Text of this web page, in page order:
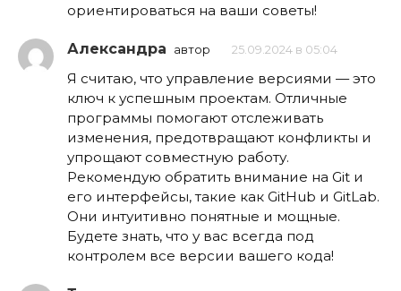
ориентироваться на ваши советы!
Александра автор 25.09.2024 в 05:04
Я считаю, что управление версиями — это
ключ к успешным проектам. Отличные
программы помогают отслеживать
изменения, предотвращают конфликты и
упрощают совместную работу.
Рекомендую обратить внимание на Git и
его интерфейсы, такие как GitHub и GitLab.
Они интуитивно понятные и мощные.
Будете знать, что у вас всегда под
контролем все версии вашего кода!